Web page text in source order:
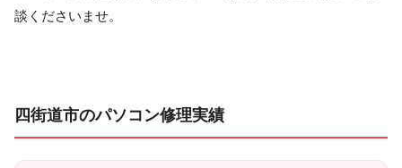
談くださいませ。
四街道市のパソコン修理実績